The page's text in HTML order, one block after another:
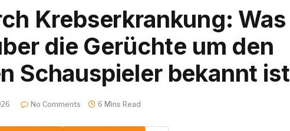
Krebserkrankung: Was
die Gerüchte um den
Schauspieler bekannt ist
No Comments 6 Mins Read